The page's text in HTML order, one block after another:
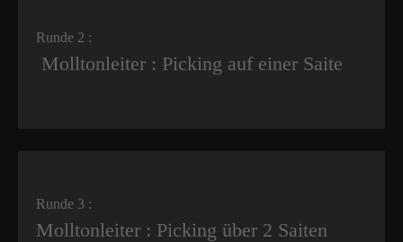
Runde 2 :
Molltonleiter : Picking auf einer Saite
Runde 3 :
Molltonleiter : Picking über 2 Saiten